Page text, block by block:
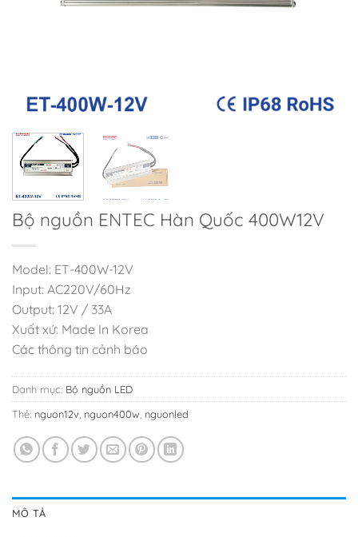
Bộ nguồn ENTEC Hàn Quốc 400W12V
Model: ET-400W-12V
Input: AC220V/60Hz
Output: 12V / 33A
Xuất xứ: Made In Korea
Các thông tin cảnh báo
Danh mục: Bộ nguồn LED
Thẻ: nguon12v nguon400w nguonled
MÔ TẢ